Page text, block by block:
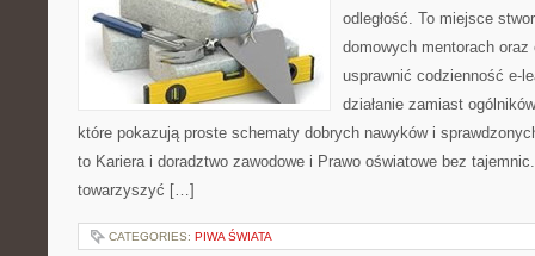
odległość. To miejsce
domowych mentorach
usprawnić codzienność e-
działanie zamiast
które pokazują proste schematy dobrych nawyków i
to Kariera i doradztwo zawodowe i Prawo oświatowe bez
towarzyszyć […]
CATEGORIES: PIWA ŚWIATA